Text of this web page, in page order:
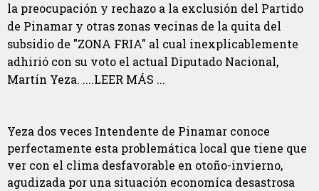
la preocupación y rechazo a la exclusión del Partido
de Pinamar y otras zonas vecinas de la quita del
subsidio de "ZONA FRIA" al cual inexplicablemente
adhirió con su voto el actual Diputado Nacional,
Martín Yeza. ....LEER MÁS ...
Yeza dos veces Intendente de Pinamar conoce
perfectamente esta problemática local que tiene que
ver con el clima desfavorable en otoño-invierno,
agudizada por una situación economíca desastrosa